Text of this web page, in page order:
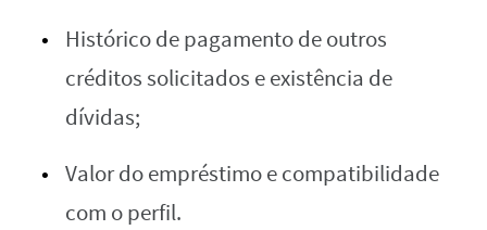
Histórico de pagamento de outros
créditos solicitados e existência de
dívidas;
Valor do empréstimo e compatibilidade
com o perfil.